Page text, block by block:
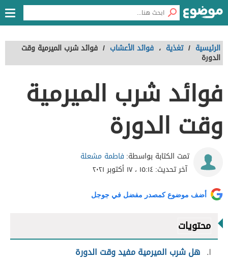
الرئيسية / تغذية ، فوائد الأعشاب / فوائد شرب الميرمية وقت
الدورة
فوائد شرب الميرمية
وقت الدورة
تمت الكتابة بواسطة: فاطمة مشعلة
آخر تحديث:١٥:١٤ ، ١٧ أكتوبر ٢٠٢١
أضف موضوع كمصدر مفضل في جوجل
محتويات
١ هل شرب الميرمية مفيد وقت الدورة